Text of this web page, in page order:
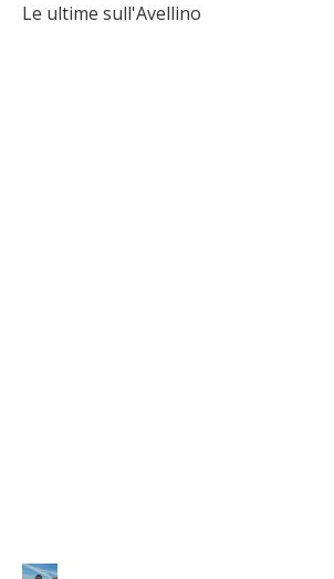
Le ultime sull'Avellino